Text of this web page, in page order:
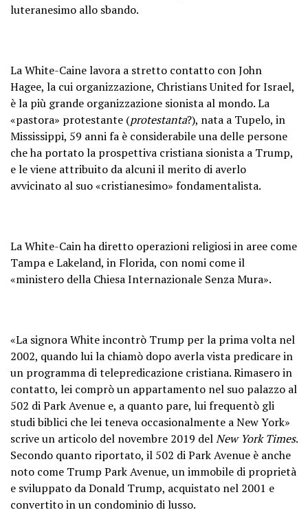
luteranesimo allo sbando.
La White-Caine lavora a stretto contatto con John
Hagee, la cui organizzazione, Christians United for Israel,
è la più grande organizzazione sionista al mondo. La
«pastora» protestante (protestanta?), nata a Tupelo, in
Mississippi, 59 anni fa è considerabile una delle persone
che ha portato la prospettiva cristiana sionista a Trump,
e le viene attribuito da alcuni il merito di averlo
avvicinato al suo «cristianesimo» fondamentalista.
La White-Cain ha diretto operazioni religiosi in aree come
Tampa e Lakeland, in Florida, con nomi come il
«ministero della Chiesa Internazionale Senza Mura».
«La signora White incontrò Trump per la prima volta nel
2002, quando lui la chiamò dopo averla vista predicare in
un programma di telepredicazione cristiana. Rimasero in
contatto, lei comprò un appartamento nel suo palazzo al
502 di Park Avenue e, a quanto pare, lui frequentò gli
studi biblici che lei teneva occasionalmente a New York»
scrive un articolo del novembre 2019 delNew York Times.
Secondo quanto riportato, il 502 di Park Avenue è anche
noto come Trump Park Avenue, un immobile di proprietà
e sviluppato da Donald Trump, acquistato nel 2001 e
convertito in un condominio di lusso.